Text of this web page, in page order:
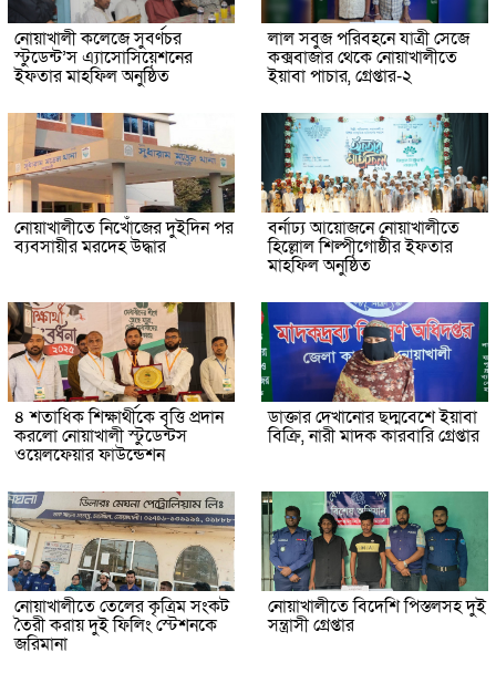
নোয়াখালী কলেজে সুবর্ণচর
স্টুডেন্ট’স এ্যাসোসিয়েশনের
ইফতার মাহফিল অনুষ্ঠিত
লাল সবুজ পরিবহনে যাত্রী সেজে
কক্সবাজার থেকে নোয়াখালীতে
ইয়াবা পাচার, গ্রেপ্তার-২
নোয়াখালীতে নিখোঁজের দুইদিন পর
ব্যবসায়ীর মরদেহ উদ্ধার
বর্নাঢ্য আয়োজনে নোয়াখালীতে
হিল্লোল শিল্পীগোষ্ঠীর ইফতার
মাহফিল অনুষ্ঠিত
৪ শতাধিক শিক্ষার্থীকে বৃত্তি প্রদান
করলো নোয়াখালী স্টুডেন্টস
ওয়েলফেয়ার ফাউন্ডেশন
ডাক্তার দেখানোর ছদ্মবেশে ইয়াবা
বিক্রি, নারী মাদক কারবারি গ্রেপ্তার
নোয়াখালীতে তেলের কৃত্রিম সংকট
তৈরী করায় দুই ফিলিং স্টেশনকে
জরিমানা
নোয়াখালীতে বিদেশি পিস্তলসহ দুই
সন্ত্রাসী গ্রেপ্তার